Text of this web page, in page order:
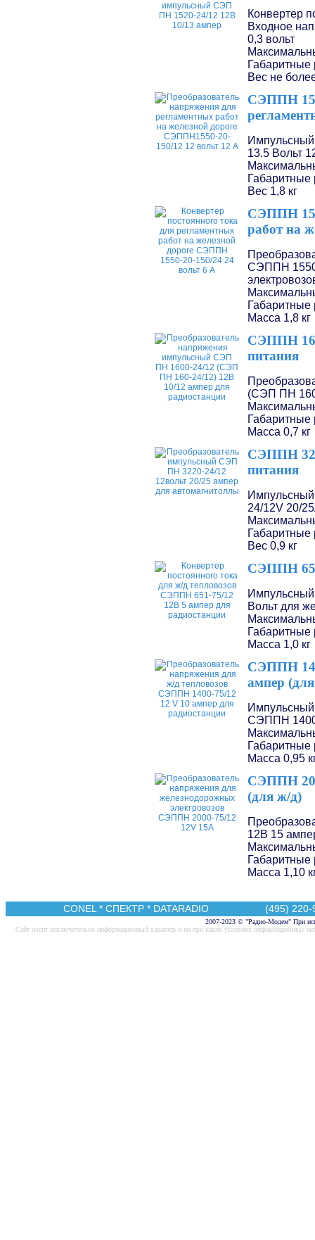
Конвертер
Входное
0,3 вольт
Габаритные
Вес не
СЭППН
13.5 Вольт
Габаритные
Вес 1,8 кг
СЭППН
работ на
СЭППН
Габаритные
Масса 1,8 кг
СЭППН
питания
(СЭП ПН
Габаритные
Масса 0,7 кг
СЭППН
питания
24/12V 20/
Габаритные
Вес 0,9 кг
СЭППН
Импульсный
Вольт для
Габаритные
Масса 1,0 кг
СЭППН
ампер
Импульсный
СЭППН
Габаритные
Масса 0,95
СЭППН
(для ж/д)
12В 15
Габаритные
Масса 1,10
CONEL * СПЕКТР* DATARADIO(495) 220-
2007-2023 © "Радио-Модем" При
Cайт носит исключительно информационный характер и ни при каких условиях информационные